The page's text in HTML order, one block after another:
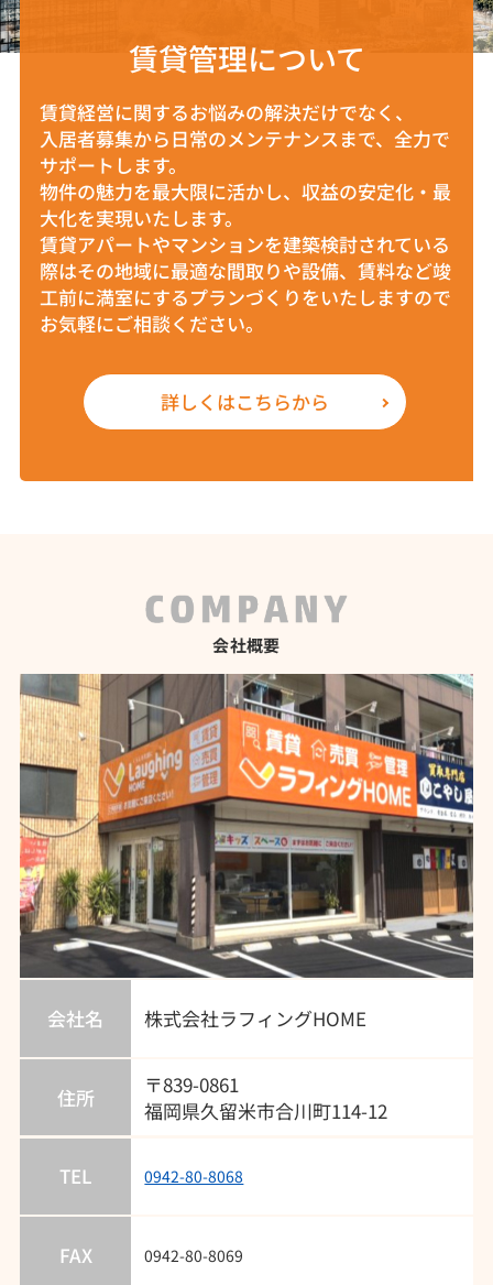
賃貸管理について
賃貸経営に関するお悩みの解決だけでなく、
入居者募集から日常のメンテナンスまで、全力で
サポートします。
物件の魅力を最大限に活かし、収益の安定化・最
大化を実現いたします。
賃貸アパートやマンションを建築検討されている
際はその地域に最適な間取りや設備、賃料など竣
工前に満室にするプランづくりをいたしますので
お気軽にご相談ください。
詳しくはこちらから
会社概要
会社名 株式会社ラフィングHOME
住所
〒839-0861
福岡県久留米市合川町114-12
TEL 0942-80-8068
FAX 0942-80-8069